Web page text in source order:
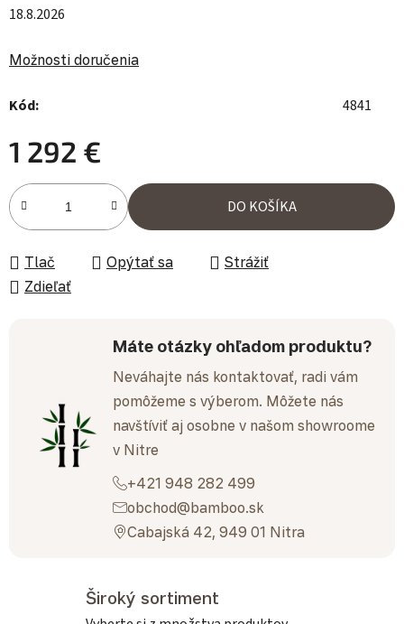
18.8.2026
Možnosti doručenia
Kód: 4841
1 292 €
Jednotková cena:
DO KOŠÍKA
Tlač Opýtať sa
Strážiť
Zdieľať
Máte otázky ohľadom produktu?
Neváhajte nás kontaktovať, radi vám
pomôžeme s výberom. Môžete nás
navštíviť aj osobne v našom showroome
v Nitre
+421 948 282 499
obchod@bamboo.sk
Cabajská 42, 949 01 Nitra
Široký sortiment